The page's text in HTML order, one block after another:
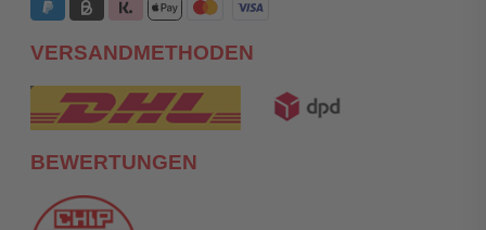
VERSANDMETHODEN
BEWERTUNGEN